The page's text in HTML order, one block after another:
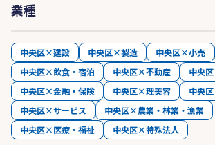
業種
中央区×建設 中央区×製造 中央区×小売
中央区×飲食・宿泊
中央区×不動産
中央
中央区×金融・保険
中央区×理美容
中央
中央区×サービス
中央区×農業・林業・漁業
中央区×医療・福祉
中央区×特殊法人